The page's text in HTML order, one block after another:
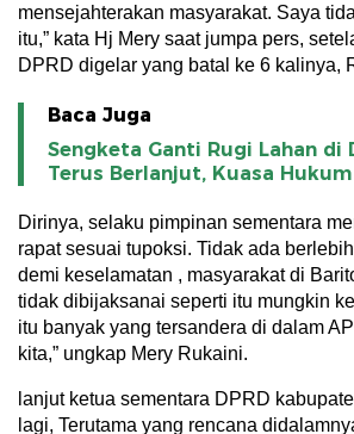
mensejahterakan masyarakat. Saya
itu,” kata Hj Mery saat jumpa pers,
DPRD digelar yang batal ke 6 kalinya,
Baca Juga
Sengketa Ganti Rugi Lahan di
Terus Berlanjut, Kuasa
Dirinya, selaku pimpinan sementara
rapat sesuai tupoksi. Tidak ada
demi keselamatan , masyarakat di
tidak dibijaksanai seperti itu mungkin
itu banyak yang tersandera di dalam
kita,” ungkap Mery Rukaini.
lanjut ketua sementara DPRD
lagi, Terutama yang rencana